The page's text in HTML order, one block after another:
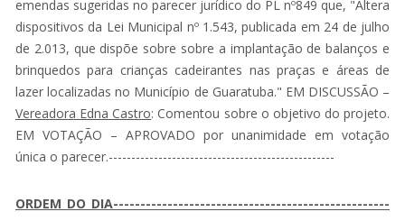
emendas sugeridas no parecer jurídico do PL nº849 que, "Altera
dispositivos da Lei Municipal nº 1.543, publicada em 24 de julho
de 2.013, que dispõe sobre sobre a implantação de balanços e
brinquedos para crianças cadeirantes nas praças e áreas de
lazer localizadas no Município de Guaratuba." EM DISCUSSÃO –
Vereadora Edna Castro: Comentou sobre o objetivo do projeto.
EM VOTAÇÃO – APROVADO por unanimidade em votação
única o parecer.--------------------------------------------------
ORDEM DO DIA---------------------------------------------------